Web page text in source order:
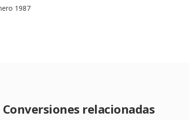
1987
Conversiones relacionadas